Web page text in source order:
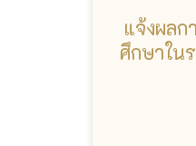
แจ้งผลก
ศึกษาใน